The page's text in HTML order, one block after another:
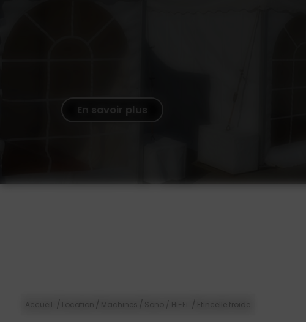
En savoir plus
Accueil / Location / Machines / Sono / Hi-Fi / Etincelle froide